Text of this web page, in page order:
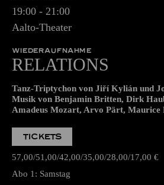
19:00 - 21:00
Aalto-Theater
WIEDERAUFNAHME
RELATIONS
Tanz-Triptychon von Jiří Kylián und
Musik von Benjamin Britten, Dirk
Amadeus Mozart, Arvo Pärt, Maurice
TICKETS
57,00 51,00 42,00 35,00 28,00 17,00 €
Abo 1: Samstag